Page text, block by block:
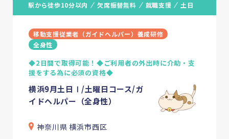
駅から徒歩10分以内 欠席振替無料 就職支援 土日
移動支援従業者（ガイドヘルパー）養成研修
全身性
◆2日間で取得可能！◆ご利用者の外出時に介助・支
援をする為に必須の資格◆
横浜9月土日Ⅰ/土曜日コース/ガ
イドヘルパー（全身性）
神奈川県 横浜市西区